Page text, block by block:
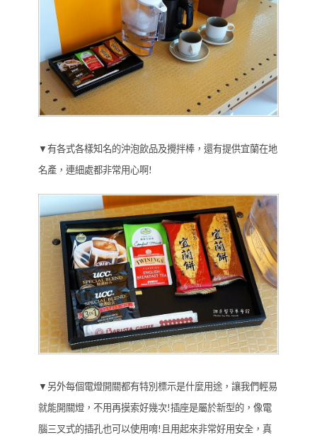
▼有各式各樣知名的沖泡飲品及攪拌棒，還有提供宜蘭在地
名產，連細處都非常用心啊!
▼另外每個電燈開關都有特別標示是什麼用途，讓我們輕易
就能開關燈，不用再摸索好幾次!插座是屬於新型的，像電
腦三叉式的插孔也可以使用唷!且用起來非常好用安全，真